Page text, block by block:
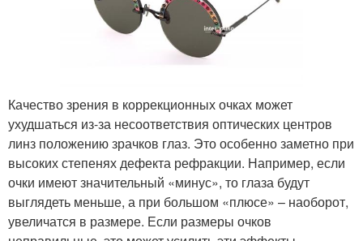
Качество зрения в коррекционных очках может
ухудшаться из-за несоответствия оптических центров
линз положению зрачков глаз. Это особенно заметно при
высоких степенях дефекта рефракции. Например, если
очки имеют значительный «минус», то глаза будут
выглядеть меньше, а при большом «плюсе» – наоборот,
увеличатся в размере. Если размеры очков